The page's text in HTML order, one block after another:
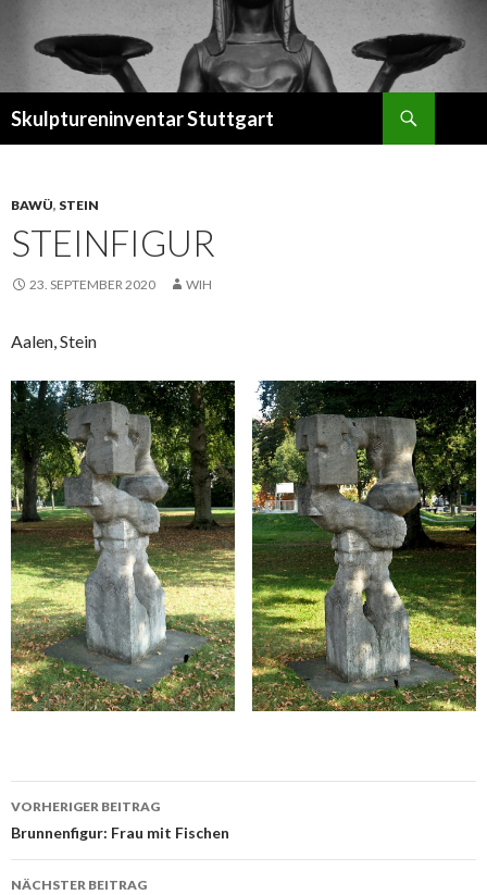
Skulptureninventar Stuttgart
BAWÜ, STEIN
STEINFIGUR
23. SEPTEMBER 2020 WIH
Aalen, Stein
Beitrags-
Navigation
VORHERIGER BEITRAG
Brunnenfigur: Frau mit Fischen
NÄCHSTER BEITRAG